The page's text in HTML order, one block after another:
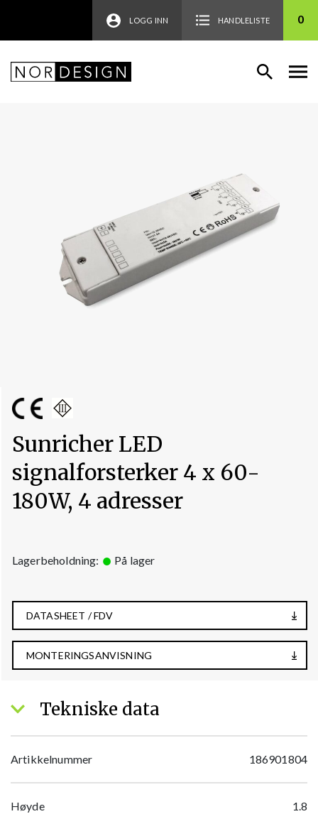
LOGG INN HANDLELISTE 0
Sunricher LED
signalforsterker 4 x 60-
180W, 4 adresser
Lagerbeholdning: På lager
DATASHEET / FDV
MONTERINGSANVISNING
Tekniske data
Artikkelnummer 186901804
Høyde 1.8